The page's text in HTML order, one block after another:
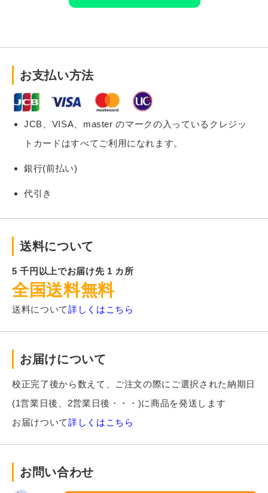
お支払い方法
JCB、VISA、master のマークの入っているクレジッ
トカードはすべてご利用になれます。
銀行(前払い)
代引き
送料について
5 千円以上でお届け先 1 カ所
全国送料無料
送料について詳しくはこちら
お届けについて
校正完了後から数えて、ご注文の際にご選択された納期日
(1営業日後、2営業日後・・・)に商品を発送します
お届けついて詳しくはこちら
お問い合わせ